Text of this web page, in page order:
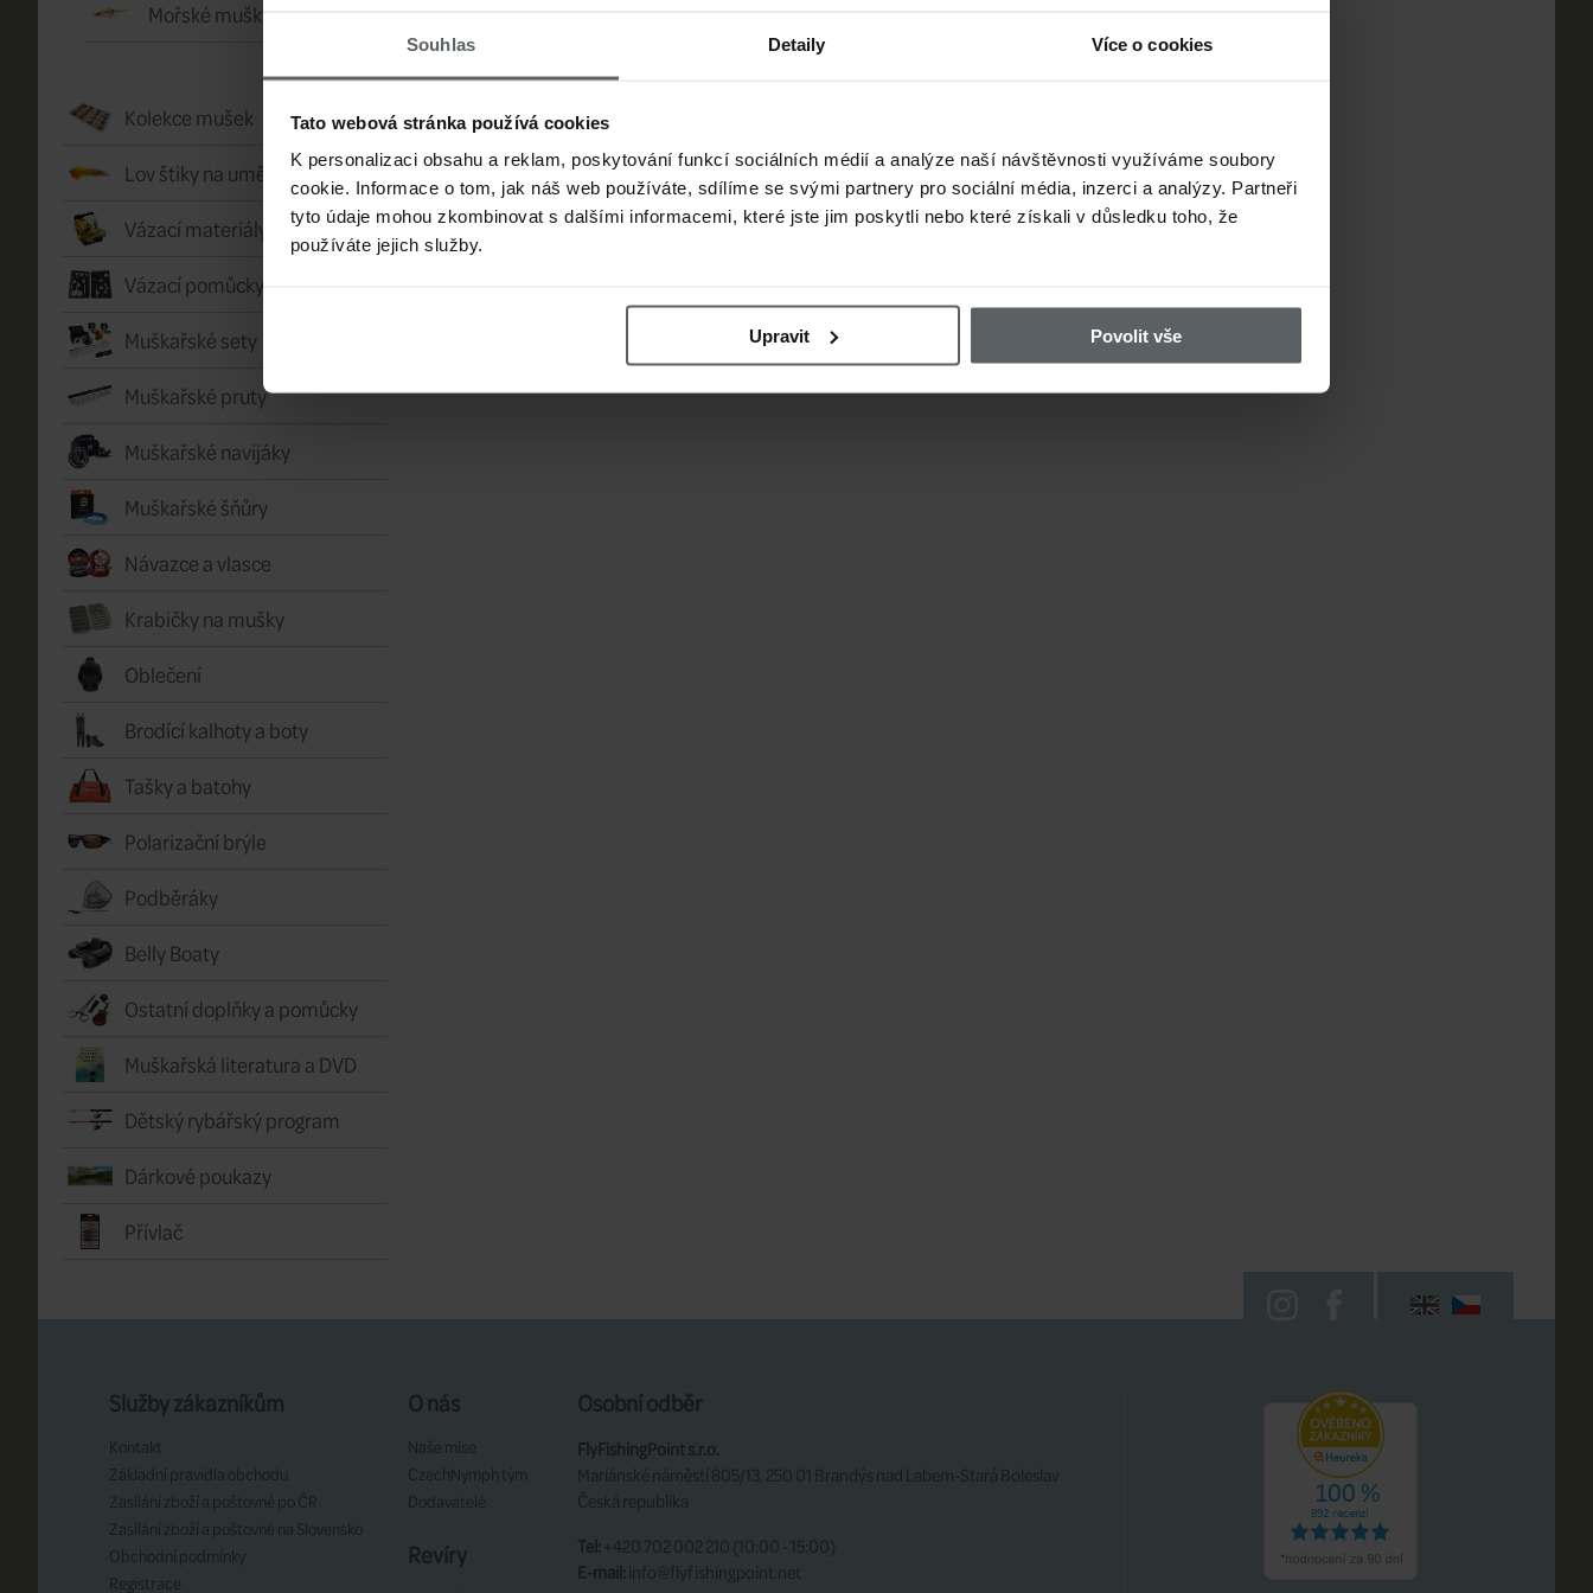
Souhlas Detaily Více o cookies
Tato webová stránka používá cookies
K personalizaci obsahu a reklam, poskytování funkcí sociálních médií a analýze naší návštěvnosti využíváme soubory
cookie. Informace o tom, jak náš web používáte, sdílíme se svými partnery pro sociální média, inzerci a analýzy. Partneři
tyto údaje mohou zkombinovat s dalšími informacemi, které jste jim poskytli nebo které získali v důsledku toho, že
používáte jejich služby.
Upravit Povolit vše
Mořské mušky
Kolekce mušek
Lov štiky na umělou mušku
Vázací materiály
Vázací pomůcky
Muškařské sety
Muškařské pruty
Muškařské navijáky
Muškařské šňůry
Návazce a vlasce
Krabičky na mušky
Oblečení
Brodící kalhoty a boty
Tašky a batohy
Polarizační brýle
Podběráky
Belly Boaty
Ostatní doplňky a pomůcky
Muškařská literatura a DVD
Dětský rybářský program
Dárkové poukazy
Přívlač
Služby zákazníkům
Kontakt
Základní pravidla obchodu
Zasílání zboží a poštovné po ČR
Zasílání zboží a poštovné na Slovensko
Obchodní podmínky
Registrace
O nás
Naše mise
CzechNymph tým
Dodavatelé
Revíry
Osobní odběr
FlyFishingPoint s.r.o.
Mariánské náměstí 805/13, 250 01 Brandýs nad Labem-Stará Boleslav
Česká republika
Tel: +420 702 002 210 (10:00 - 15:00)
E-mail:info@flyfishingpoint.net